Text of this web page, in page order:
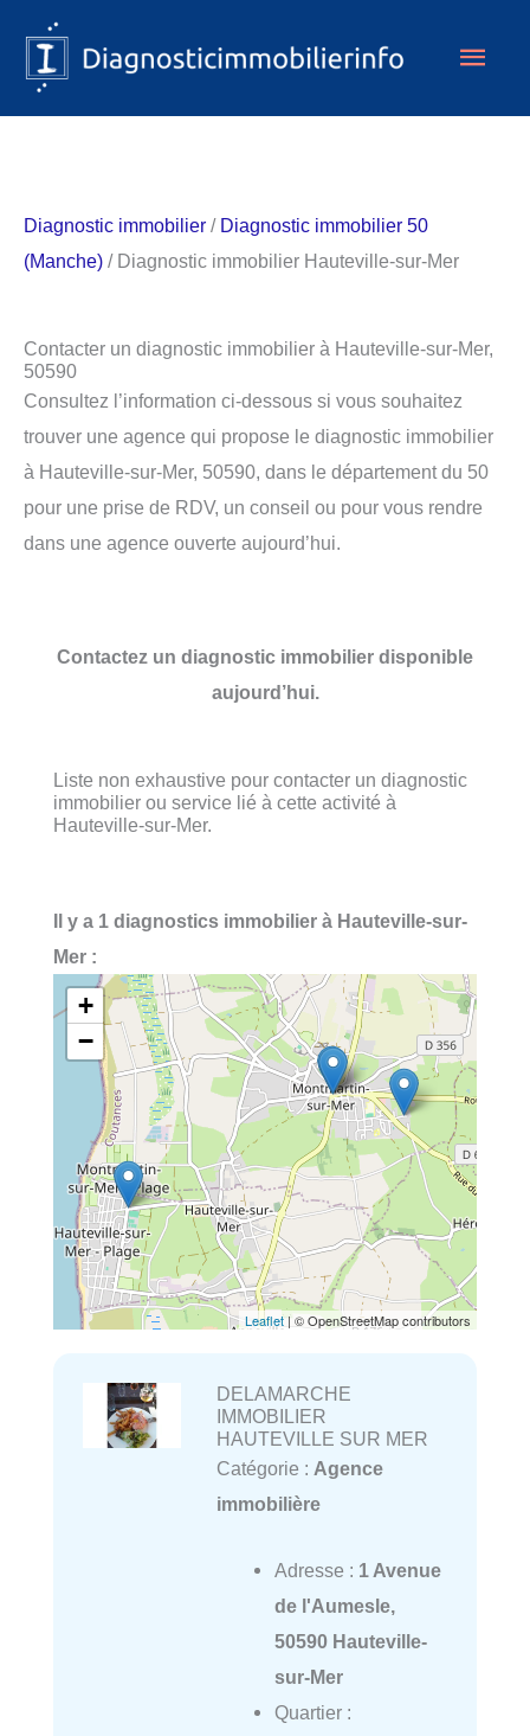
contenu
Diagnostic immobilier / Diagnostic immobilier 50
(Manche) / Diagnostic immobilier Hauteville-sur-Mer
Contacter un diagnostic immobilier à Hauteville-sur-Mer,
50590
Consultez l’information ci-dessous si vous souhaitez
trouver une agence qui propose le diagnostic immobilier
à Hauteville-sur-Mer, 50590, dans le département du 50
pour une prise de RDV, un conseil ou pour vous rendre
dans une agence ouverte aujourd’hui.
Contactez un diagnostic immobilier disponible
aujourd’hui.
Liste non exhaustive pour contacter un diagnostic
immobilier ou service lié à cette activité à
Hauteville-sur-Mer.
Il y a 1 diagnostics immobilier à Hauteville-sur-
Mer :
+
−
Leaflet | © OpenStreetMap contributors
DELAMARCHE
IMMOBILIER
HAUTEVILLE SUR MER
Catégorie : Agence
immobilière
Adresse : 1 Avenue
de l'Aumesle,
50590 Hauteville-
sur-Mer
Quartier :